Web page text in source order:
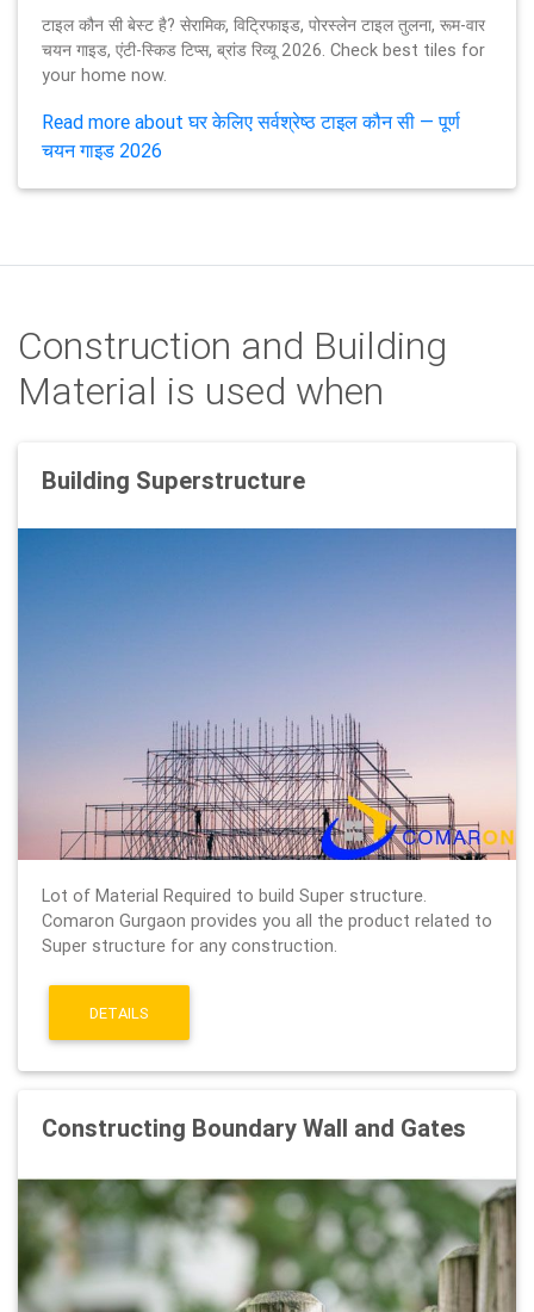
टाइल कौन सी बेस्ट है? सेरामिक, विट्रिफाइड, पोरस्लेन टाइल तुलना, रूम-वार
चयन गाइड, एंटी-स्किड टिप्स, ब्रांड रिव्यू 2026. Check best tiles for
your home now.
Read more about घर केलिए सर्वश्रेष्ठ टाइल कौन सी — पूर्ण
चयन गाइड 2026
Construction and Building
Material is used when
Building Superstructure
Lot of Material Required to build Super structure.
Comaron Gurgaon provides you all the product related to
Super structure for any construction.
DETAILS
Constructing Boundary Wall and Gates